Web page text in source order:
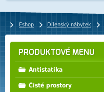
Eshop Dílenský nábytek
PRODUKTOVÉ MENU
Antistatika
Čisté prostory